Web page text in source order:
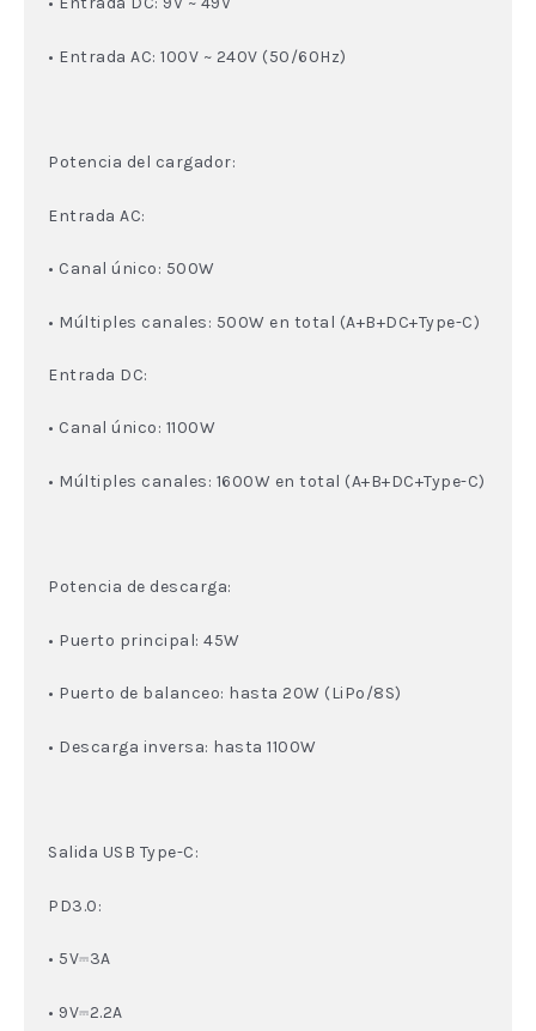
• Entrada AC: 100V ~ 240V (50/60Hz)
Potencia del cargador:
Entrada AC:
• Canal único: 500W
• Múltiples canales: 500W en total (A+B+DC+Type-C)
Entrada DC:
• Canal único: 1100W
• Múltiples canales: 1600W en total (A+B+DC+Type-C)
Potencia de descarga:
• Puerto principal: 45W
• Puerto de balanceo: hasta 20W (LiPo/8S)
• Descarga inversa: hasta 1100W
Salida USB Type-C:
PD3.0:
• 5V⎓3A
• 9V⎓2.2A